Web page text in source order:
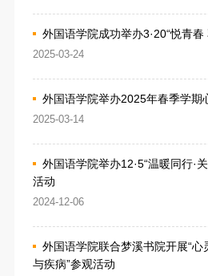
外国语学院成功举办3·20“悦青
2025-03-24
外国语学院举办2025年春季学期
2025-03-14
外国语学院举办12·5“温暖同行·
活动
2024-12-06
外国语学院联合梦溪书院开展“
与疾病”参观活动